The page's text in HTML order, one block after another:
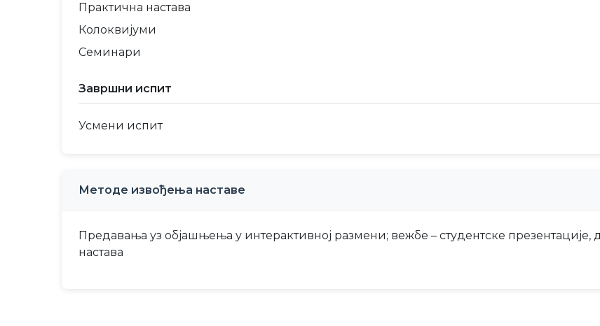
Практична настава
Колоквијуми
Семинари
Завршни испит
Усмени испит
Методе извођења наставе
Предавања уз објашњења у интерактивној размени; вежбе – студентске презентације,
настава